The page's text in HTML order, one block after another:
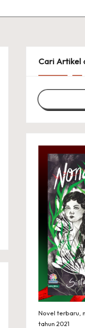
Cari Artikel
Novel terbaru,
tahun 2021